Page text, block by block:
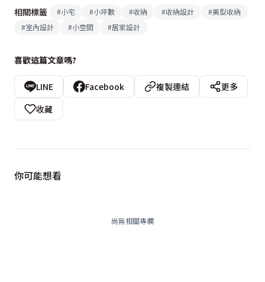
相關標籤 #小宅 #小坪數 #收納 #收納設計 #美型收納
#室內設計 #小空間 #居家設計
喜歡這篇文章嗎?
LINE Facebook 複製連結
更多
收藏
你可能想看
尚無相關專欄